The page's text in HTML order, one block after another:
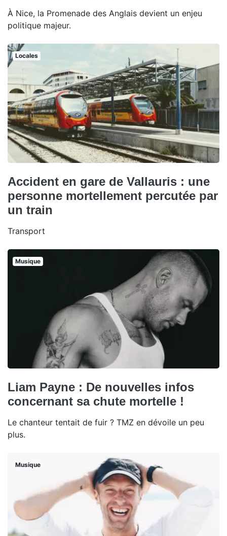
À Nice, la Promenade des Anglais devient un enjeu
politique majeur.
Locales
Accident en gare de Vallauris : une
personne mortellement percutée par
un train
Transport
Musique
Liam Payne : De nouvelles infos
concernant sa chute mortelle !
Le chanteur tentait de fuir ? TMZ en dévoile un peu
plus.
Musique